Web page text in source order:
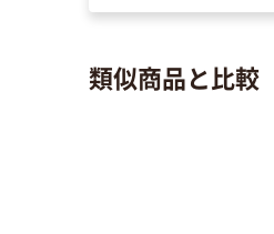
類似商品と比較